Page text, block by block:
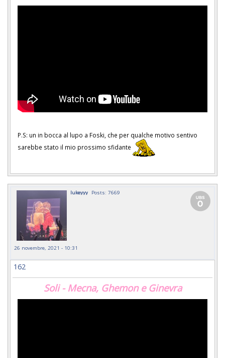
P.S: un in bocca al lupo a Foski, che per qualche motivo sentivo
sarebbe stato il mio prossimo sfidante
lukeyyy Posts: 7669
26 novembre, 2021 - 10:31
162
Soli - Mecna, Ghemon e Ginevra